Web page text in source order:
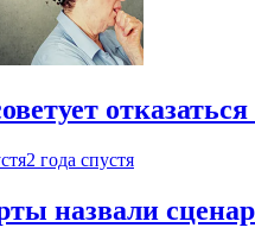
2 года спустя
назвали